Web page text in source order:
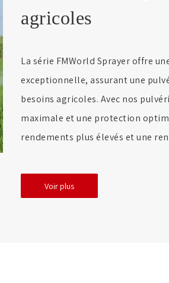
agricoles
La série FMWorld Sprayer offre
exceptionnelle, assurant une
besoins agricoles. Avec nos
maximale et une protection
rendements plus élevés et une
Voir plus